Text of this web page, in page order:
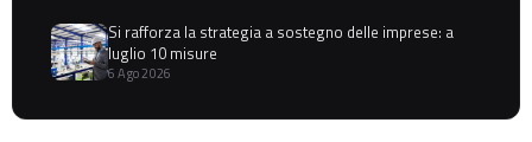
Si rafforza la strategia a sostegno delle imprese: a
luglio 10 misure
6 Ago 2026